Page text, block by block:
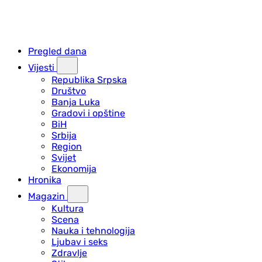
Pregled dana
Vijesti
Republika Srpska
Društvo
Banja Luka
Gradovi i opštine
BiH
Srbija
Region
Svijet
Ekonomija
Hronika
Magazin
Kultura
Scena
Nauka i tehnologija
Ljubav i seks
Zdravlje